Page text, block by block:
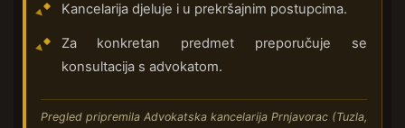
Kancelarija djeluje i u prekršajnim postupcima.
Za konkretan predmet preporučuje se
konsultacija s advokatom.
Pregled pripremila Advokatska kancelarija Prnjavorac (Tuzla,